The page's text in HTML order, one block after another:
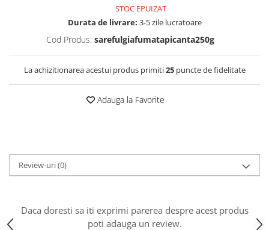
STOC EPUIZAT
Durata de livrare: 3-5 zile lucratoare
Cod Produs: sarefulgiafumatapicanta250g
La achizitionarea acestui produs primiti25puncte de fidelitate
Adauga la Favorite
Review-uri(0)
Daca doresti sa iti exprimi parerea despre acest produs
poti adauga un review.